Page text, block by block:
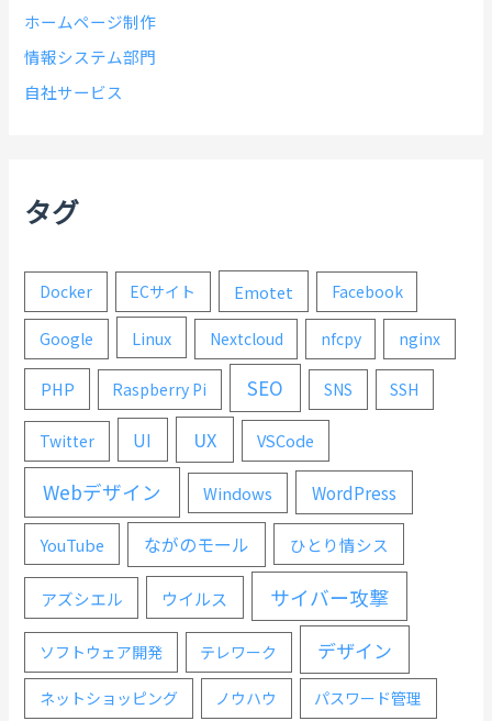
ホームページ制作
情報システム部門
自社サービス
タグ
Docker ECサイト Emotet Facebook
Google Linux Nextcloud nfcpy nginx
PHP Raspberry Pi SEO SNS SSH
Twitter UI UX VSCode
Webデザイン Windows WordPress
YouTube ながのモール ひとり情シス
アズシエル ウイルス サイバー攻撃
ソフトウェア開発 テレワーク デザイン
ネットショッピング ノウハウ パスワード管理